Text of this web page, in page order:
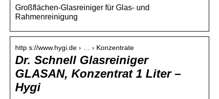
Großflächen-Glasreiniger für Glas- und
Rahmenreinigung
http s://www.hygi.de › … › Konzentrate
Dr. Schnell Glasreiniger
GLASAN, Konzentrat 1 Liter –
Hygi